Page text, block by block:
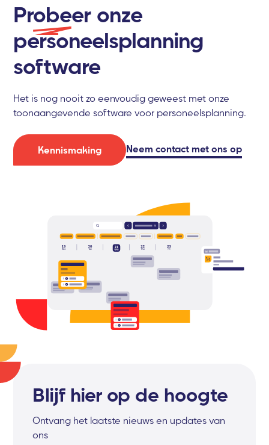
Probeer onze
personeelsplanning
software
Het is nog nooit zo eenvoudig geweest met onze
toonaangevende software voor personeelsplanning.
Kennismaking Neem contact met ons op
Blijf hier op de hoogte
Ontvang het laatste nieuws en updates van
ons